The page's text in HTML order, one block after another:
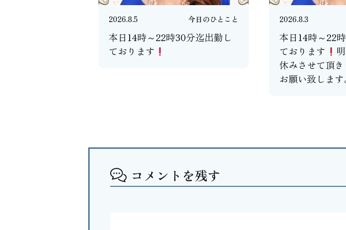
2026.8.5 今日のひとこと
本日14時～22時30分迄出勤し
ております
2026.8.3
本日14時～22
ております
休みさせて頂
お願い致します
コメントを残す